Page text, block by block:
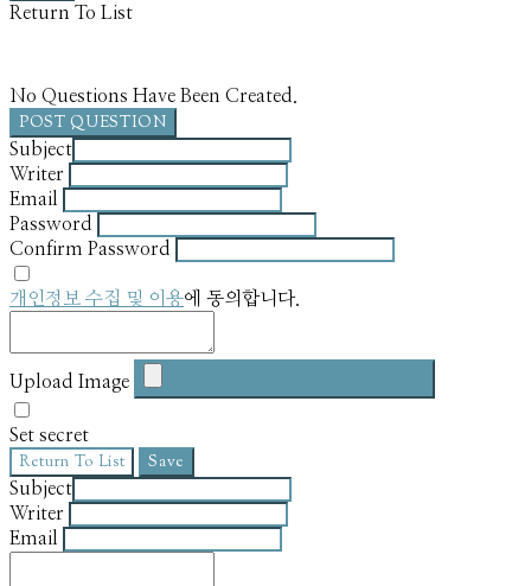
Return To List
No Questions Have Been Created.
POST QUESTION
Subject
Writer
Email
Password
Confirm Password
개인정보 수집 및 이용에 동의합니다.
Upload Image
Set secret
Return To List Save
Subject
Writer
Email